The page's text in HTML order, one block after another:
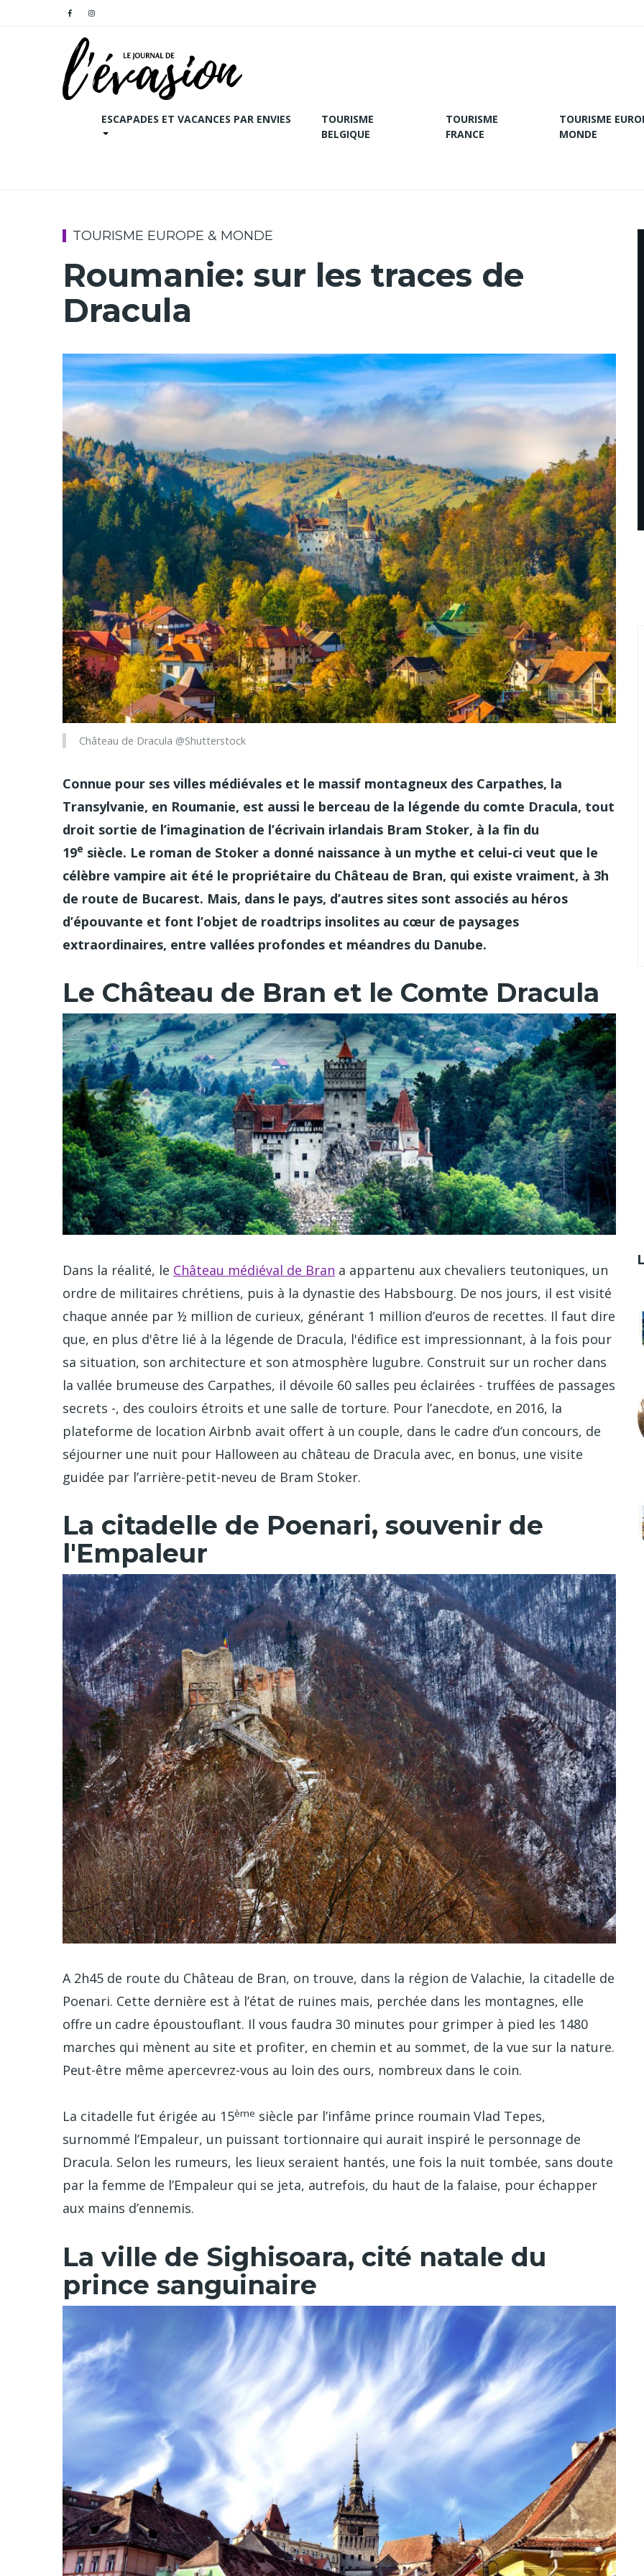
ESCAPADES ET VACANCES PAR ENVIES
TOURISME
BELGIQUE
TOURISME
FRANCE
TOURISME
MONDE
TOURISME EUROPE & MONDE
Roumanie: sur les traces de
Dracula
Château de Dracula @Shutterstock
Connue pour ses villes médiévales et le massif montagneux des Carpathes, la
Transylvanie, en Roumanie, est aussi le berceau de la légende du comte Dracula, tout
droit sortie de l’imagination de l’écrivain irlandais Bram Stoker, à la fin du
19e siècle. Le roman de Stoker a donné naissance à un mythe et celui-ci veut que le
célèbre vampire ait été le propriétaire du Château de Bran, qui existe vraiment, à 3h
de route de Bucarest. Mais, dans le pays, d’autres sites sont associés au héros
d’épouvante et font l’objet de roadtrips insolites au cœur de paysages
extraordinaires, entre vallées profondes et méandres du Danube.
Le Château de Bran et le Comte Dracula
Dans la réalité, le Château médiéval de Bran a appartenu aux chevaliers teutoniques, un
ordre de militaires chrétiens, puis à la dynastie des Habsbourg. De nos jours, il est visité
chaque année par ½ million de curieux, générant 1 million d’euros de recettes. Il faut dire
que, en plus d'être lié à la légende de Dracula, l'édifice est impressionnant, à la fois pour
sa situation, son architecture et son atmosphère lugubre. Construit sur un rocher dans
la vallée brumeuse des Carpathes, il dévoile 60 salles peu éclairées - truffées de passages
secrets -, des couloirs étroits et une salle de torture. Pour l’anecdote, en 2016, la
plateforme de location Airbnb avait offert à un couple, dans le cadre d’un concours, de
séjourner une nuit pour Halloween au château de Dracula avec, en bonus, une visite
guidée par l’arrière-petit-neveu de Bram Stoker.
La citadelle de Poenari, souvenir de
l'Empaleur
A 2h45 de route du Château de Bran, on trouve, dans la région de Valachie, la citadelle de
Poenari. Cette dernière est à l’état de ruines mais, perchée dans les montagnes, elle
offre un cadre époustouflant. Il vous faudra 30 minutes pour grimper à pied les 1480
marches qui mènent au site et profiter, en chemin et au sommet, de la vue sur la nature.
Peut-être même apercevrez-vous au loin des ours, nombreux dans le coin.
La citadelle fut érigée au 15ème siècle par l’infâme prince roumain Vlad Tepes,
surnommé l’Empaleur, un puissant tortionnaire qui aurait inspiré le personnage de
Dracula. Selon les rumeurs, les lieux seraient hantés, une fois la nuit tombée, sans doute
par la femme de l’Empaleur qui se jeta, autrefois, du haut de la falaise, pour échapper
aux mains d’ennemis.
La ville de Sighisoara, cité natale du
prince sanguinaire